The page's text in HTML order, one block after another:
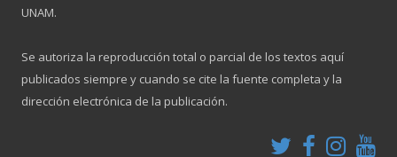
UNAM.
Se autoriza la reproducción total o parcial de los textos aquí
publicados siempre y cuando se cite la fuente completa y la
dirección electrónica de la publicación.